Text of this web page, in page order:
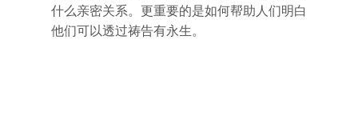
什么亲密关系。更重要的是如何帮助人们明白
他们可以透过祷告有永生。